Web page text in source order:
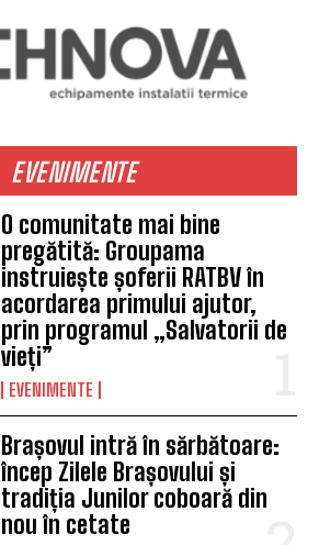
EVENIMENTE
O comunitate mai bine
pregătită: Groupama
instruiește șoferii RATBV în
acordarea primului ajutor,
prin programul „Salvatorii de
vieți”
EVENIMENTE
Brașovul intră în sărbătoare:
încep Zilele Brașovului și
tradiția Junilor coboară din
nou în cetate